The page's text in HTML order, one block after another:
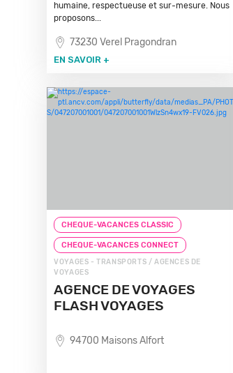
humaine, respectueuse et sur-mesure. Nous
proposons...
73230 Verel Pragondran
EN SAVOIR +
CHEQUE-VACANCES CLASSIC
CHEQUE-VACANCES CONNECT
VOYAGES - TRANSPORTS / AGENCES DE
VOYAGES
AGENCE DE VOYAGES
FLASH VOYAGES
94700 Maisons Alfort